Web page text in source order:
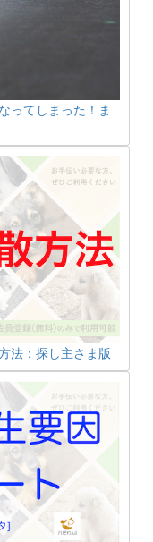
ってしまった！ま
法：探し主さま版